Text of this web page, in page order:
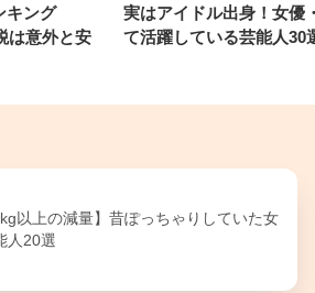
キング
は意外と安
実はアイドル出身！女優
て活躍している芸能人30
以上の減量】昔ぽっちゃりしていた女
人20選